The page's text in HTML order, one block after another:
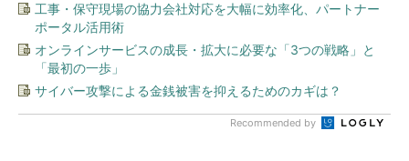
工事・保守現場の協力会社対応を大幅に効率化、パートナー
ポータル活用術
オンラインサービスの成長・拡大に必要な「3つの戦略」と
「最初の一歩」
サイバー攻撃による金銭被害を抑えるためのカギは？
Recommended by